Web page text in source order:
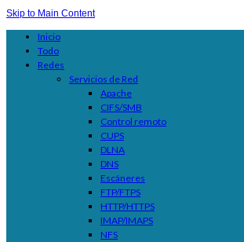
Skip to Main Content
Inicio
Todo
Redes
Servicios de Red
Apache
CIFS/SMB
Control remoto
CUPS
DLNA
DNS
Escáneres
FTP/FTPS
HTTP/HTTPS
IMAP/IMAPS
NFS